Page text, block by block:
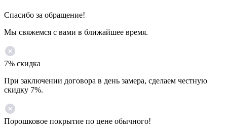
Спасибо за обращение!
Мы свяжемся с вами в ближайшее время.
7% скидка
При заключении договора в день замера, сделаем честную
скидку 7%.
Порошковое покрытие по цене обычного!